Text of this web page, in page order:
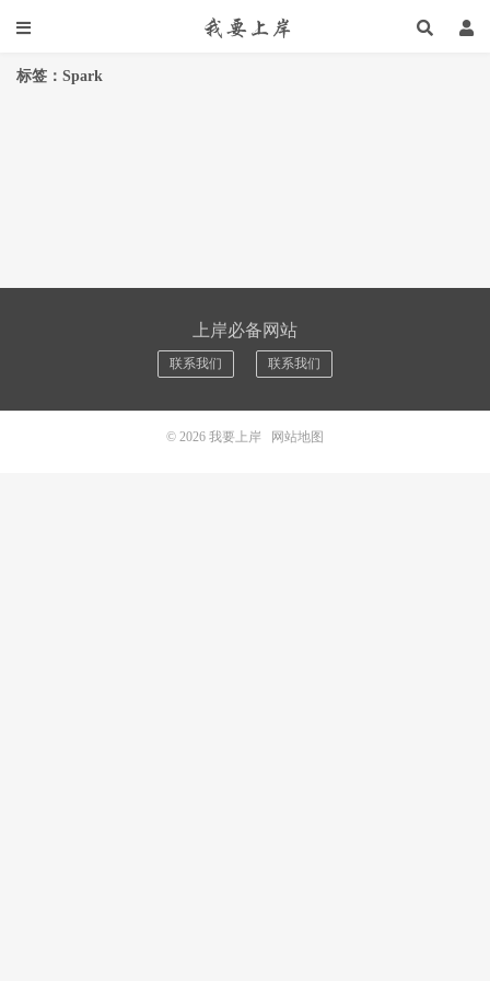
标签：Spark
上岸必备网站
联系我们 联系我们
© 2026 我要上岸 网站地图